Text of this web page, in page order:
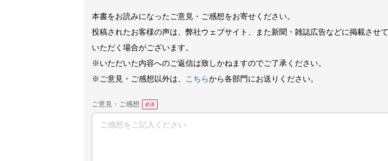
本書をお読みになったご意見・ご感想をお寄せください。
投稿されたお客様の声は、弊社ウェブサイト、また新聞・雑誌広告などに掲載させて
いただく場合がございます。
※いただいた内容へのご返信は致しかねますのでご了承ください。
※ご意見・ご感想以外は、
こちらから各部門にお送りください。
ご意見・ご感想